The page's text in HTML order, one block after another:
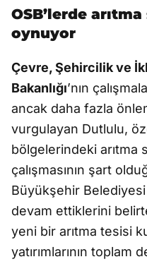
OSB’lerde
oynuyor
Çevre, Şehircilik ve
Bakanlığı’nın
ancak daha fazla
vurgulayan Dutlulu,
bölgelerindeki arıtma
çalışmasının şart
Büyükşehir Belediyesi
devam ettiklerini
yeni bir arıtma tesisi
yatırımlarının toplam